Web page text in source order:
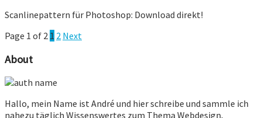
Scanlinepattern für Photoshop: Download direkt!
Page 1 of 2 1 2 Next
About
Hallo, mein Name ist André und hier schreibe und sammle ich
nahezu täglich Wissenswertes zum Thema Webdesign,